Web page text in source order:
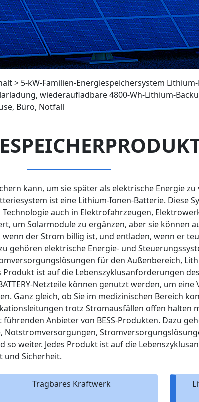
> 5-kW-Familien-Energiespeichersystem
wiederaufladbare 4800-Wh-Lithium-
Büro, Notfall
kann, um sie später als elektrische Energie
ist eine Lithium-Ionen-Batterie. Diese
Technologie auch in Elektrofahrzeugen,
um Solarmodule zu ergänzen, aber sie können
der Strom billig ist, und entladen, wenn er
gehören elektrische Energie- und
für den Außenbereich,
ist auf die Lebenszyklusanforderungen
Netzteile können genutzt werden, um
Ganz gleich, ob Sie im medizinischen Bereich
trotz Stromausfällen offen halten
führenden Anbieter von BESS-Produkten. Dazu
Notstromversorgungen,
weiter. Jedes Produkt ist auf die
und Sicherheit.
Tragbares Kraftwerk